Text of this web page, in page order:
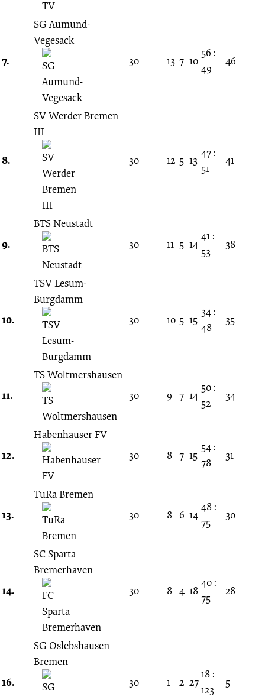
7.
SG Aumund-
Vegesack
30
13 7 10
56 :
49
46
8.
SV Werder Bremen
III
30 12 5 13
47 :
51
41
9.
BTS Neustadt
30
11 5 14
41 :
53
38
10.
TSV Lesum-
Burgdamm
30
10 5 15
34 :
48
35
11.
TS Woltmershausen
30
9 7 14
50 :
52
34
12.
Habenhauser FV
30
8 7 15
54 :
78
31
13.
TuRa Bremen
30
8 6 14
48 :
75
30
14.
SC Sparta
Bremerhaven
30
8 4 18
40 :
75
28
16.
SG Oslebshausen
Bremen
30
1 2 27
18 :
123
5